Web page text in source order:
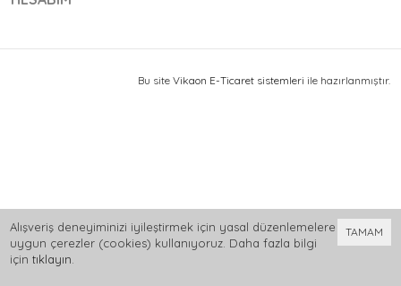
Bu site Vikaon E-Ticaret sistemleri ile hazırlanmıştır.
TAMAM
Alışveriş deneyiminizi iyileştirmek için yasal düzenlemelere
uygun çerezler (cookies) kullanıyoruz. Daha fazla bilgi
için tıklayın